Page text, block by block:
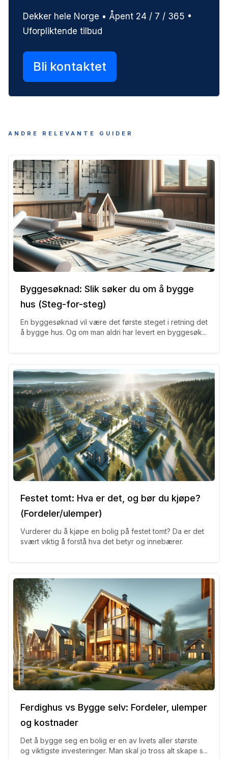
Dekker hele Norge • Åpent 24 / 7 / 365 •
Uforpliktende tilbud
Bli kontaktet
ANDRE RELEVANTE GUIDER
Byggesøknad: Slik søker du om å bygge
hus (Steg-for-steg)
En byggesøknad vil være det første steget i retning det
å bygge hus. Og om man aldri har levert en byggesøk...
Festet tomt: Hva er det, og bør du kjøpe?
(Fordeler/ulemper)
Vurderer du å kjøpe en bolig på festet tomt? Da er det
svært viktig å forstå hva det betyr og innebærer.
Ferdighus vs Bygge selv: Fordeler, ulemper
og kostnader
Det å bygge seg en bolig er en av livets aller største
og viktigste investeringer. Man skal jo tross alt skape s...